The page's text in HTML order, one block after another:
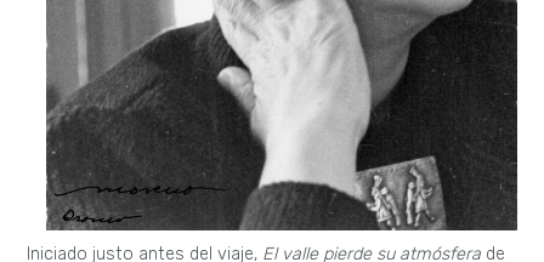
Iniciado justo antes del viaje, El valle pierde su atmósfera de